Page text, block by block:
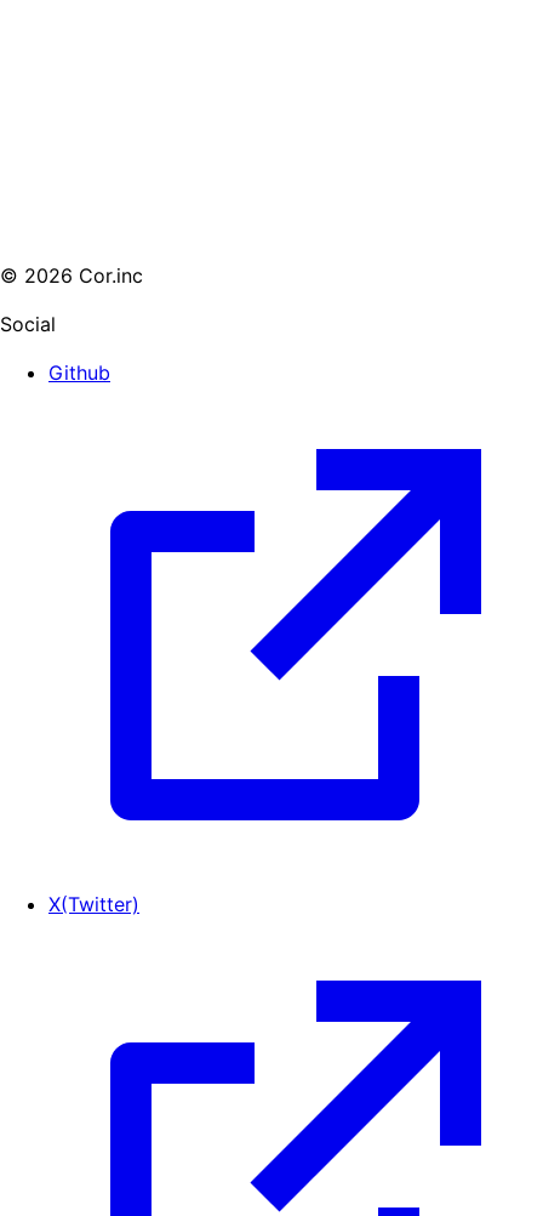
© 2026 Cor.inc
Social
Github
X(Twitter)